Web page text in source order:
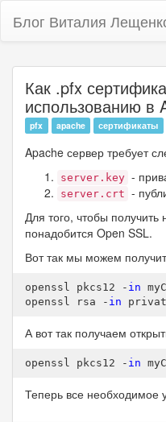
Блог Виталия
Как .pfx
использованию в
pfx apache сертификаты
Apache сервер требует
server.key -
server.crt -
Для того, чтобы
понадобится Open SSL.
Вот так мы можем
openssl pkcs12 - in
openssl rsa - in
А вот так получаем
openssl pkcs12 - in
Теперь все необходимое